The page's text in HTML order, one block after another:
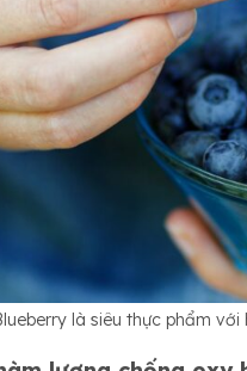
là siêu thực phẩm